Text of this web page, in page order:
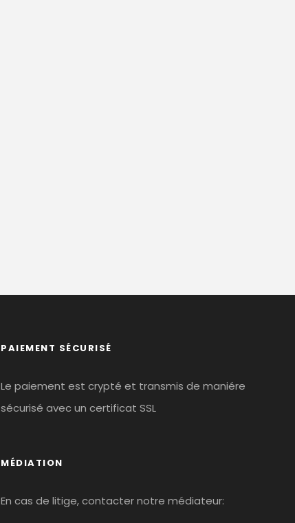
PAIEMENT SÉCURISÉ
Le paiement est crypté et transmis de maniére
sécurisé avec un certificat SSL
MÉDIATION
En cas de litige, contacter notre médiateur: